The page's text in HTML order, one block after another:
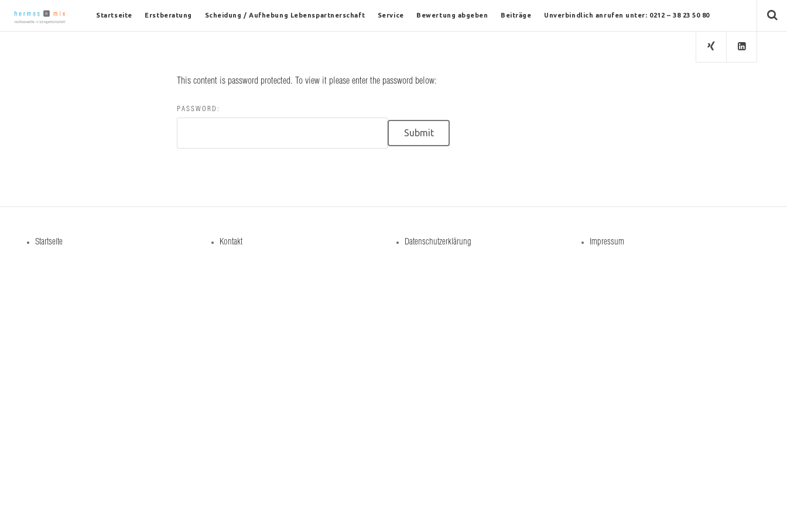
Startseite Erstberatung Scheidung / Aufhebung Lebenspartnerschaft Service Bewertung abgeben Beiträge Unverbindlich anrufen unter: 0212 – 38 23 50 80
This content is password protected. To view it please enter the password below:
PASSWORD:
Startseite Kontakt Datenschutzerklärung Impressum